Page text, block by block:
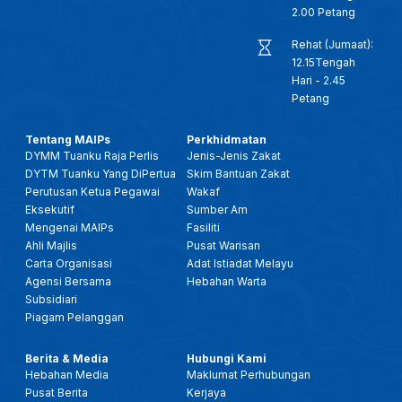
25 JAN 2026- BTH- BAHASA MELAYU DI PERINGKAT SERANTAU, PERLU DIMARTABAT SEBAGAI BAHASA ILMU & DAKWAH
25 JANUARI 2026 - KANTA 744 PAGI
2.00 Petang
Rehat (Jumaat):
12.15Tengah
Hari - 2.45
Petang
Tentang MAIPs
DYMM Tuanku Raja Perlis
DYTM Tuanku Yang DiPertua
Perutusan Ketua Pegawai
Eksekutif
Mengenai MAIPs
Ahli Majlis
Carta Organisasi
Agensi Bersama
Subsidiari
Piagam Pelanggan
Perkhidmatan
Jenis-Jenis Zakat
Skim Bantuan Zakat
Wakaf
Sumber Am
Fasiliti
Pusat Warisan
Adat Istiadat Melayu
Hebahan Warta
Berita & Media
Hebahan Media
Pusat Berita
Hubungi Kami
Maklumat Perhubungan
Kerjaya